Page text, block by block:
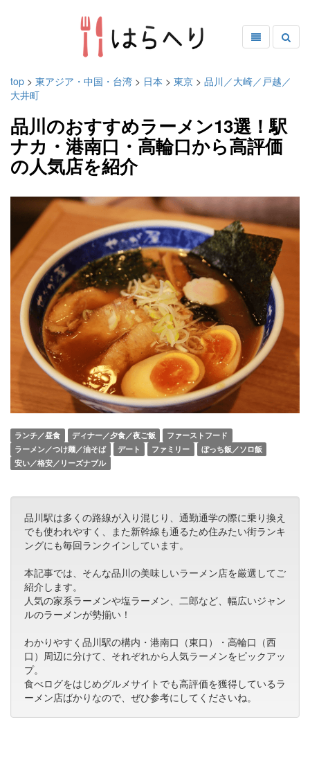
top > 東アジア・中国・台湾 > 日本 > 東京 > 品川／大崎／戸越／
大井町
品川のおすすめラーメン13選！駅
ナカ・港南口・高輪口から高評価
の人気店を紹介
ランチ／昼食 ディナー／夕食／夜ご飯
ファーストフード
ラーメン／つけ麺／油そば
デート ファミリー
ぼっち飯／ソロ飯
安い／格安／リーズナブル
品川駅は多くの路線が入り混じり、通勤通学の際に乗り換え
でも使われやすく、また新幹線も通るため住みたい街ランキ
ングにも毎回ランクインしています。
本記事では、そんな品川の美味しいラーメン店を厳選してご
紹介します。
人気の家系ラーメンや塩ラーメン、二郎など、幅広いジャン
ルのラーメンが勢揃い！
わかりやすく品川駅の構内・港南口（東口）・高輪口（西
口）周辺に分けて、それぞれから人気ラーメンをピックアッ
プ。
食べログをはじめグルメサイトでも高評価を獲得しているラ
ーメン店ばかりなので、ぜひ参考にしてくださいね。